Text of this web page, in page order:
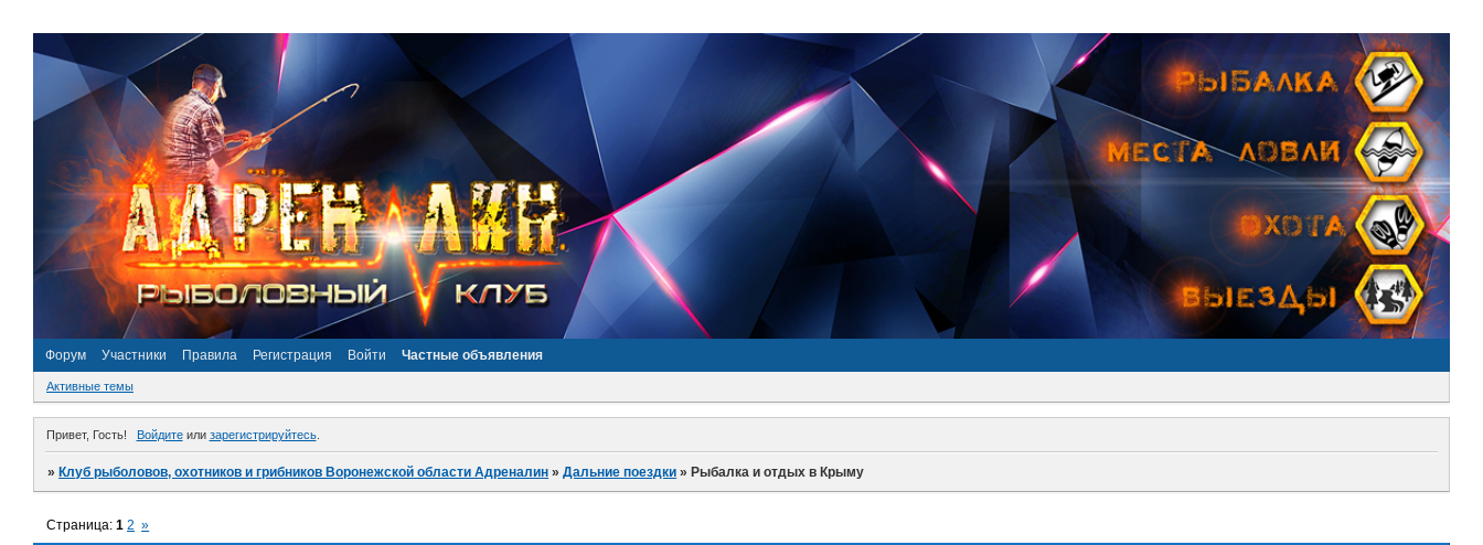
Форум Участники Правила Регистрация Войти Частные объявления
Активные темы
Привет, Гость! Войдитеили зарегистрируйтесь.
» Клуб рыболовов, охотников и грибников Воронежской области Адреналин »Дальние поездки » Рыбалка и отдых в Крыму
Страница:1 2 »